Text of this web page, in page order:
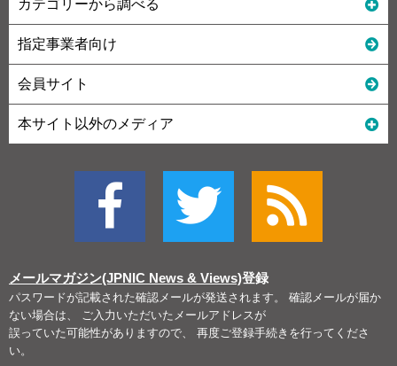
カテゴリーから調べる
指定事業者向け
会員サイト
本サイト以外のメディア
メールマガジン(JPNIC News & Views)登録
パスワードが記載された確認メールが発送されます。 確認メールが届か
ない場合は、 ご入力いただいたメールアドレスが
誤っていた可能性がありますので、 再度ご登録手続きを行ってくださ
い。